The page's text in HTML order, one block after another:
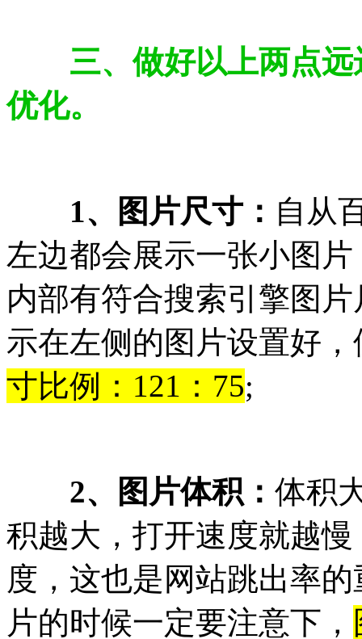
三、做好以上两点
优化。
1、图片尺寸： 自从
左边都会展示一张小图
内部有符合搜索引擎图
示在左侧的图片设置好
寸比例：121：75;
2、图片体积： 体积
积越大，打开速度就越
度，这也是网站跳出率
片的时候一定要注意下，